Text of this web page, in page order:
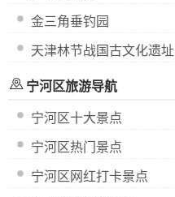
金三角垂钓园
天津林节战国古文化遗址
宁河区旅游导航
宁河区十大景点
宁河区热门景点
宁河区网红打卡景点